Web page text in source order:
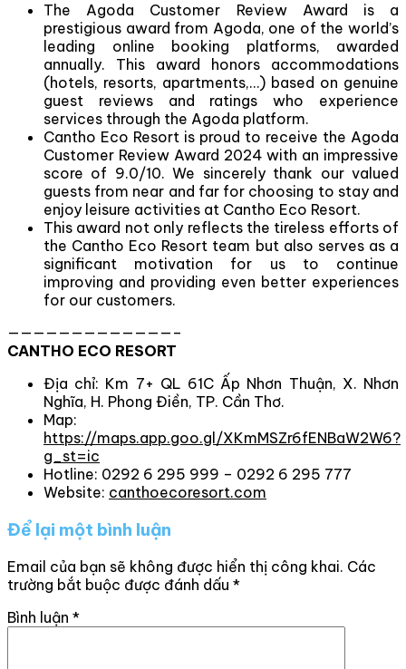
The Agoda Customer Review Award is a
prestigious award from Agoda, one of the world’s
leading online booking platforms, awarded
annually. This award honors accommodations
(hotels, resorts, apartments,…) based on genuine
guest reviews and ratings who experience
services through the Agoda platform.
Cantho Eco Resort is proud to receive the Agoda
Customer Review Award 2024 with an impressive
score of 9.0/10. We sincerely thank our valued
guests from near and far for choosing to stay and
enjoy leisure activities at Cantho Eco Resort.
This award not only reflects the tireless efforts of
the Cantho Eco Resort team but also serves as a
significant motivation for us to continue
improving and providing even better experiences
for our customers.
—————————————–
CANTHO ECO RESORT
Địa chỉ: Km 7+ QL 61C Ấp Nhơn Thuận, X. Nhơn
Nghĩa, H. Phong Điền, TP. Cần Thơ.
Map:
https://maps.app.goo.gl/XKmMSZr6fENBaW2W6?
g_st=ic
Hotline: 0292 6 295 999 – 0292 6 295 777
Website: canthoecoresort.com
Để lại một bình luận
Email của bạn sẽ không được hiển thị công khai. Các
trường bắt buộc được đánh dấu *
Bình luận *